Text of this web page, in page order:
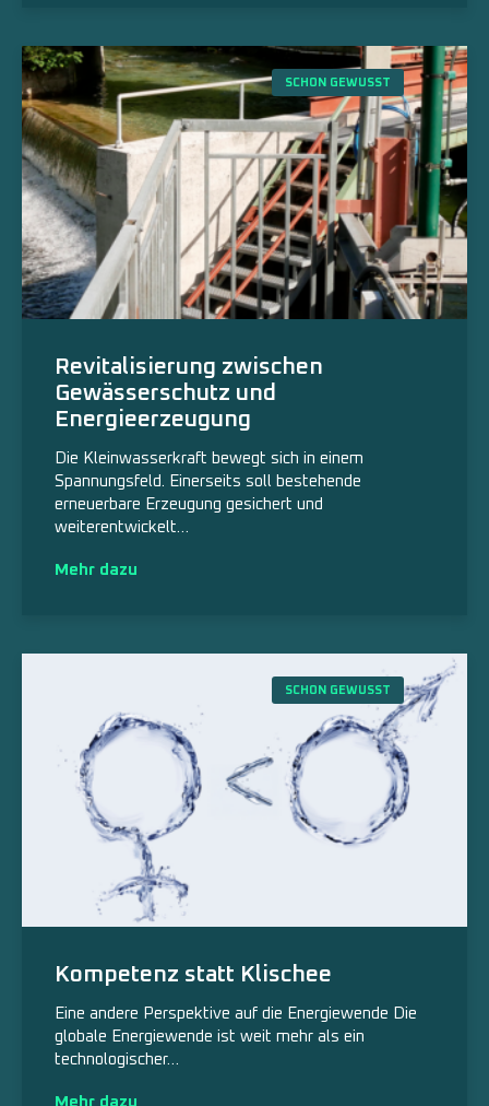
SCHON GEWUSST
Revitalisierung zwischen
Gewässerschutz und
Energieerzeugung
Die Kleinwasserkraft bewegt sich in einem
Spannungsfeld. Einerseits soll bestehende
erneuerbare Erzeugung gesichert und
weiterentwickelt…
Mehr dazu
SCHON GEWUSST
Kompetenz statt Klischee
Eine andere Perspektive auf die Energiewende Die
globale Energiewende ist weit mehr als ein
technologischer…
Mehr dazu